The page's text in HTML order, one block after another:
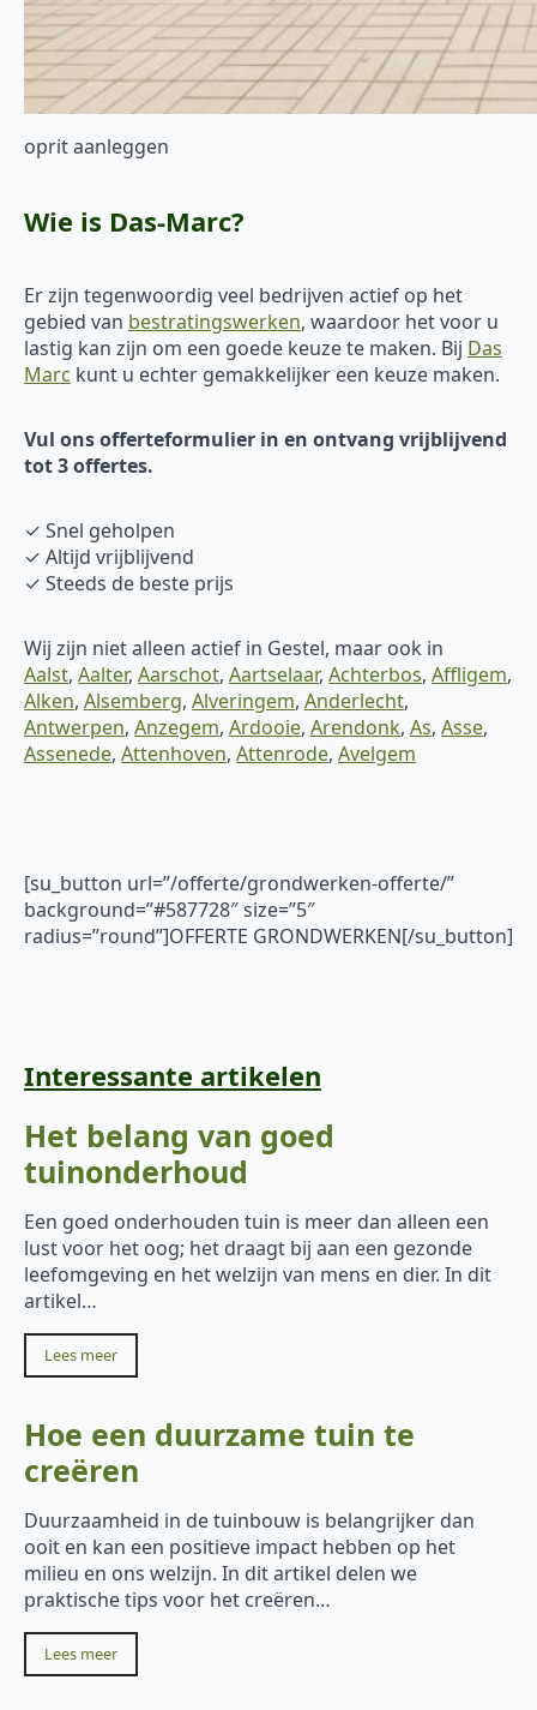
oprit aanleggen
Wie is Das-Marc?
Er zijn tegenwoordig veel bedrijven actief op het
gebied van bestratingswerken, waardoor het voor u
lastig kan zijn om een goede keuze te maken. Bij Das
Marc kunt u echter gemakkelijker een keuze maken.
Vul ons offerteformulier in en ontvang vrijblijvend
tot 3 offertes.
✓ Snel geholpen
✓ Altijd vrijblijvend
✓ Steeds de beste prijs
Wij zijn niet alleen actief in Gestel, maar ook in
Aalst, Aalter, Aarschot, Aartselaar, Achterbos, Affligem,
Alken, Alsemberg, Alveringem, Anderlecht,
Antwerpen, Anzegem, Ardooie, Arendonk, As, Asse,
Assenede, Attenhoven, Attenrode, Avelgem
[su_button url=”/offerte/grondwerken-offerte/”
background=”#587728″ size=”5″
radius=”round”]OFFERTE GRONDWERKEN[/su_button]
Interessante artikelen
Het belang van goed
tuinonderhoud
Een goed onderhouden tuin is meer dan alleen een
lust voor het oog; het draagt bij aan een gezonde
leefomgeving en het welzijn van mens en dier. In dit
artikel…
Lees meer
Hoe een duurzame tuin te
creëren
Duurzaamheid in de tuinbouw is belangrijker dan
ooit en kan een positieve impact hebben op het
milieu en ons welzijn. In dit artikel delen we
praktische tips voor het creëren…
Lees meer